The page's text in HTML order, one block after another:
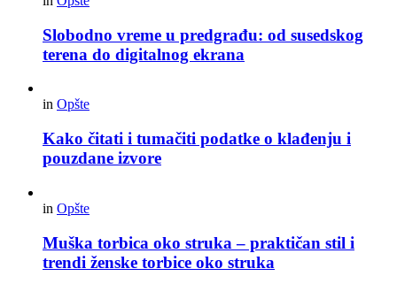
Slobodno vreme u predgrađu: od susedskog
terena do digitalnog ekrana
in Opšte
Kako čitati i tumačiti podatke o klađenju i
pouzdane izvore
in Opšte
Muška torbica oko struka – praktičan stil i
trendi ženske torbice oko struka